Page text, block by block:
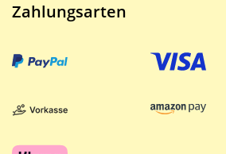
Zahlungsarten